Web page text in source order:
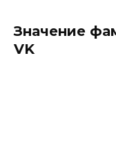
Значение
VK